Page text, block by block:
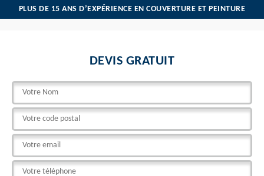
PLUS DE 15 ANS D’EXPÉRIENCE EN COUVERTURE ET PEINTURE
DEVIS GRATUIT